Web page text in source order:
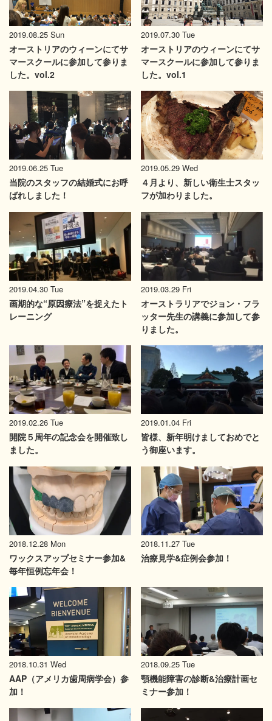
2019.08.25 Sun
オーストリアのウィーンにてサ
マースクールに参加して参りま
した。vol.2
2019.07.30 Tue
オーストリアのウィーンにてサ
マースクールに参加して参りま
した。vol.1
2019.06.25 Tue
当院のスタッフの結婚式にお呼
ばれしました！
2019.05.29 Wed
４月より、新しい衛生士スタッ
フが加わりました。
2019.04.30 Tue
画期的な“原因療法”を捉えたト
レーニング
2019.03.29 Fri
オーストラリアでジョン・フラ
ッター先生の講義に参加して参
りました。
2019.02.26 Tue
開院５周年の記念会を開催致し
ました。
2019.01.04 Fri
皆様、新年明けましておめでと
う御座います。
2018.12.28 Mon
ワックスアップセミナー参加&
毎年恒例忘年会！
2018.11.27 Tue
治療見学&症例会参加！
2018.10.31 Wed
AAP（アメリカ歯周病学会）参
加！
2018.09.25 Tue
顎機能障害の診断&治療計画セ
ミナー参加！